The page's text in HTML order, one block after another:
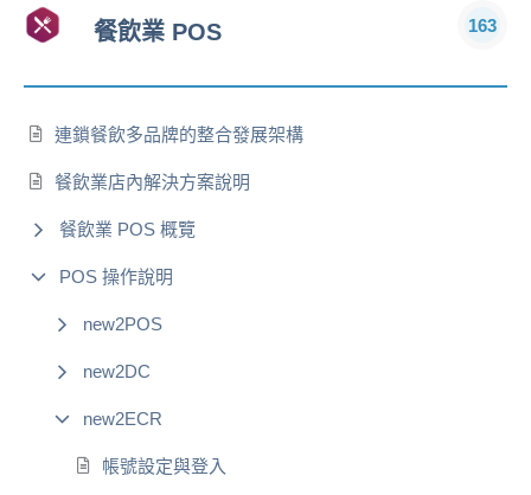
餐飲業 POS 163
連鎖餐飲多品牌的整合發展架構
餐飲業店內解決方案說明
餐飲業 POS 概覽
POS 操作說明
new2POS
new2DC
new2ECR
帳號設定與登入